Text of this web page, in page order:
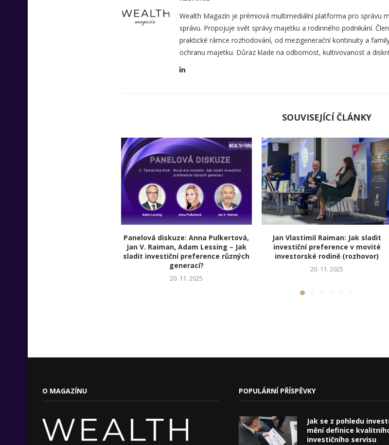
Wealth Magazín je prémiová multimediální platforma pro správu
správu. Propojuje svět správy majetku a rodinného podnikání.
praktické rámce rozhodování, od mezigenerační kontinuity a
ochranu majetku. Důraz klade na odbornost, kultivovanost a
SOUVISEJÍCÍ ČLÁNKY
Panelová diskuze: Anna Pulkertová,
Jan V. Raiman, Adam Lessing – Jak
sladit investiční preference různých
generací?
20. 11. 2025
Jan Vlastimil Raiman: Jak sladit
investiční preference v movité
investorské rodině (rozhovor)
20. 11. 2025
O MAGAZÍNU POPULÁRNÍ PŘÍSPĚVKY
Jak se z pohledu
mění definice
investičního servisu